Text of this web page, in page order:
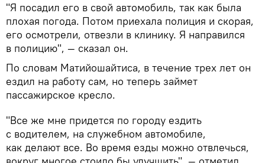
"Я посадил его в свой автомобиль, так как была
плохая погода. Потом приехала полиция и скорая,
его осмотрели, отвезли в клинику. Я направился
в полицию", — сказал он.
По словам Матийошайтиса, в течение трех лет он
ездил на работу сам, но теперь займет
пассажирское кресло.
"Все же мне придется по городу ездить
с водителем, на служебном автомобиле,
как делают все. Во время езды можно отвлечься,